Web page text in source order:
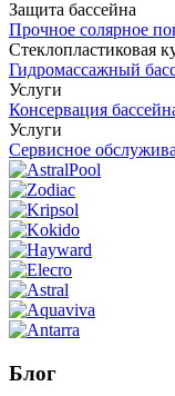
Защита бассейна
Прочное солярное
Стеклопластиковая
Гидромассажный
Услуги
Консервация
Услуги
Сервисное
Блог